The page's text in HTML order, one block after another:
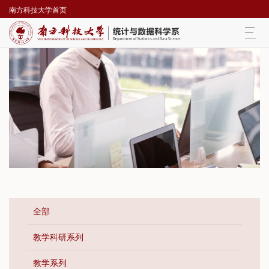
南方科技大学首页
全部
教学科研系列
教学系列